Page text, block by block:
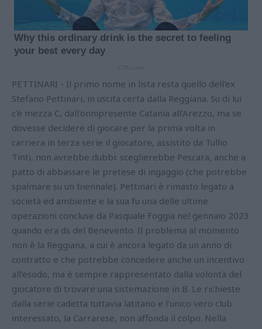
PETTINARI - Il primo nome in lista resta quello dell'ex
Stefano Pettinari, in uscita certa dalla Reggiana. Su di lui
c'è mezza C, dall'onnipresente Catania all'Arezzo, ma se
dovesse decidere di giocare per la prima volta in
carriera in terza serie il giocatore, assistito da Tullio
Tinti, non avrebbe dubbi: sceglierebbe Pescara, anche a
patto di abbassare le pretese di ingaggio (che potrebbe
spalmare su un biennale). Pettinari è rimasto legato a
società ed ambiente e la sua fu una delle ultime
operazioni concluse da Pasquale Foggia nel gennaio 2023
quando era ds del Benevento. Il problema al momento
non è la Reggiana, a cui è ancora legato da un anno di
contratto e che potrebbe concedere anche un incentivo
all'esodo, ma è sempre rappresentato dalla volontà del
giocatore di trovare una sistemazione in B. Le richieste
dalla serie cadetta tuttavia latitano e l'unico vero club
interessato, la Carrarese, non affonda il colpo. Nella